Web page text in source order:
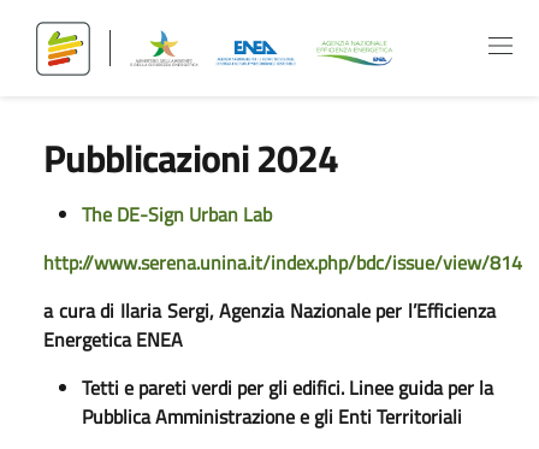
Pubblicazioni 2024
The DE-Sign Urban Lab
http://www.serena.unina.it/index.php/bdc/issue/view/814
a cura di Ilaria Sergi, Agenzia Nazionale per l’Efficienza
Energetica ENEA
Tetti e pareti verdi per gli edifici. Linee guida per la
Pubblica Amministrazione e gli Enti Territoriali